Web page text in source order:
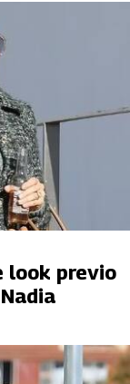
look previo